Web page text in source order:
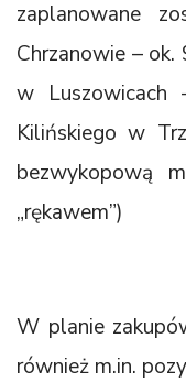
zaplanowane
Chrzanowie –
w
Kilińskiego w
bezwykopową
„rękawem”)
W planie
również m.in.